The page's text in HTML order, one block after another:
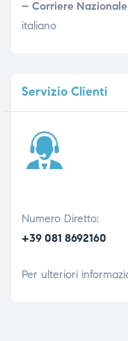
– Corriere Nazionale
italiano
ServizioClienti
Numero Diretto:
+39 081 8692160
Per ulteriori